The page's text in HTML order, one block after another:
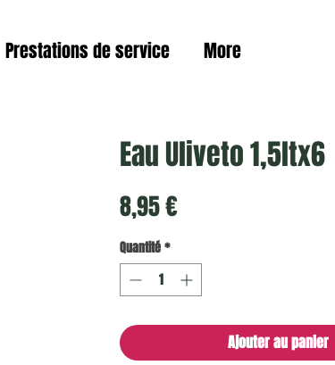
Prestations de service More
Eau Uliveto 1,5ltx6
8,95 €Prix
Quantité*
Ajouter au panier